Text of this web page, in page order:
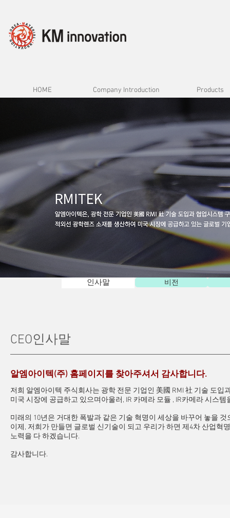
HOME Company Introduction Products
인사말 비전
CEO인사말
알엠아이텍(주) 홈페이지를 찾아주셔서 감사합니다.
저희 알엠아이텍 주식회사는 광학 전문 기업인 美國 RMI 社 기술 도
미국 시장에 공급하고 있으며아울러, IR 카메라 모듈 , IR카메라 시스
미래의 10년은 거대한 폭발과 같은 기술 혁명이 세상을 바꾸어 놓을
이제, 저희가 만들면 글로벌 신기술이 되고 우리가 하면 제4차 산업
노력을 다 하겠습니다.
감사합니다.